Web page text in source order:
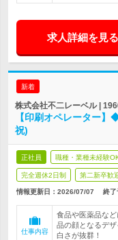
求人詳細を見る
新着
株式会社不二レーベル |
【印刷オペレーター
祝)
正社員 職種・業種未経験
完全週休2日制 第二新卒歓
情報更新日：2026/07/07 終了
仕事内容
食品や医薬品な
品の顔となるデ
白さが抜群！